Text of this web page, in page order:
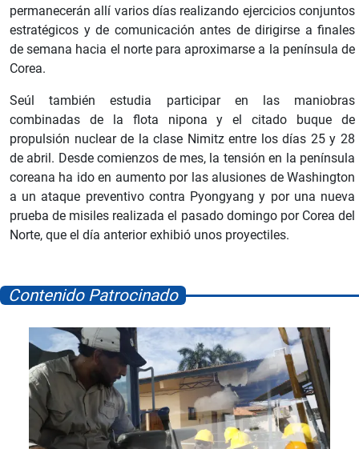
permanecerán allí varios días realizando ejercicios conjuntos
estratégicos y de comunicación antes de dirigirse a finales
de semana hacia el norte para aproximarse a la península de
Corea.
Seúl también estudia participar en las maniobras
combinadas de la flota nipona y el citado buque de
propulsión nuclear de la clase Nimitz entre los días 25 y 28
de abril. Desde comienzos de mes, la tensión en la península
coreana ha ido en aumento por las alusiones de Washington
a un ataque preventivo contra Pyongyang y por una nueva
prueba de misiles realizada el pasado domingo por Corea del
Norte, que el día anterior exhibió unos proyectiles.
Contenido Patrocinado